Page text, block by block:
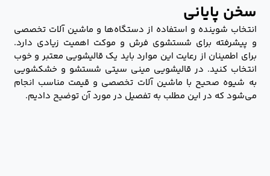
سخن پایانی
انتخاب شوینده و استفاده از دستگاه‌ها و ماشین آلات تخصصی
و پیشرفته برای شستشوی فرش و موکت اهمیت زیادی دارد.
برای اطمینان از رعایت این موارد باید یک قالیشویی معتبر و خوب
انتخاب کنید. در قالیشویی مینی سیتی شستشو و خشکشویی
به شیوه صحیح با ماشین آلات تخصصی و قیمت مناسب انجام
می‌شود که در این مطلب به تفصیل در مورد آن توضیح دادیم.